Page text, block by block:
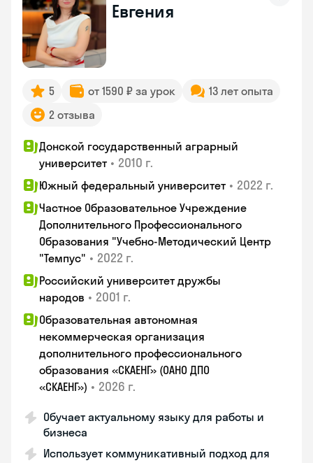
Евгения
5 от 1590 ₽ за урок
13 лет опыта
2 отзыва
Донской государственный аграрный
университет • 2010 г.
Южный федеральный университет • 2022 г.
Частное Образовательное Учреждение
Дополнительного Профессионального
Образования "Учебно-Методический Центр
"Темпус" • 2022 г.
Российский университет дружбы
народов • 2001 г.
Образовательная автономная
некоммерческая организация
дополнительного профессионального
образования «СКАЕНГ» (ОАНО ДПО
«СКАЕНГ») • 2026 г.
Обучает актуальному языку для работы и
бизнеса
Использует коммуникативный подход для